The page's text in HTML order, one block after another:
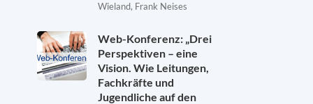
Wieland, Frank Neises
Web-Konferenz: „Drei
Perspektiven – eine
Vision. Wie Leitungen,
Fachkräfte und
Jugendliche auf den